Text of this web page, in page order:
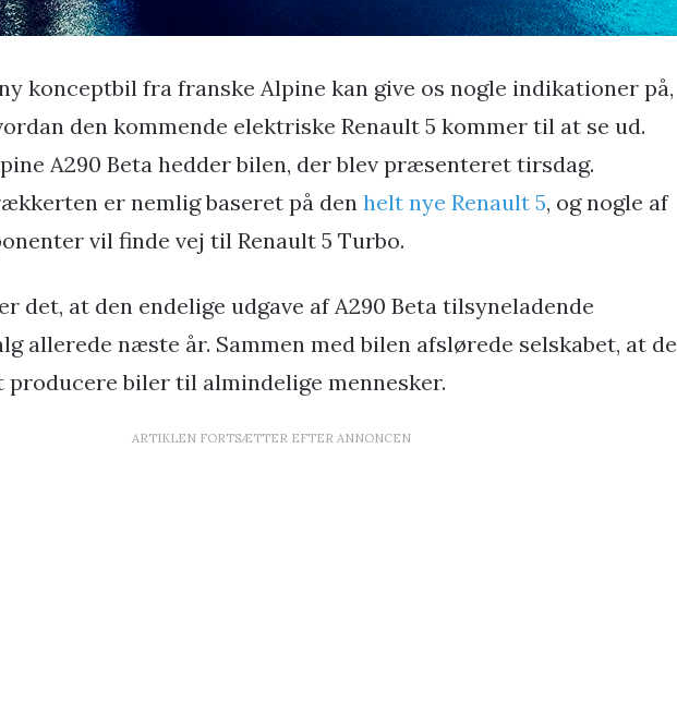
konceptbil fra franske Alpine kan give os nogle indikationer på,
den kommende elektriske Renault 5 kommer til at se ud.
A290 Beta hedder bilen, der blev præsenteret tirsdag.
er nemlig baseret på den helt nye Renault 5, og nogle af
vil finde vej til Renault 5 Turbo.
det, at den endelige udgave af A290 Beta tilsyneladende
allerede næste år. Sammen med bilen afslørede selskabet, at de
producere biler til almindelige mennesker.
ARTIKLEN FORTSÆTTER EFTER ANNONCEN